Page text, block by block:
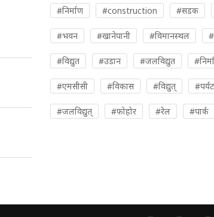
#निर्माण #construction #सडक
#भवन #खानेपानी #विमानस्थल
#विद्युत #उडान #जलविद्युत
#एमसीसी #विकास #विद्युत्
#जलविद्युत् #फोहोर #रेल #पार्क